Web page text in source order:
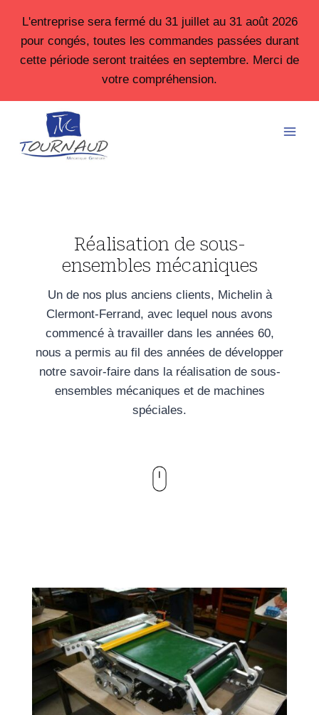
contenu
L'entreprise sera fermé du 31 juillet au 31 août 2026
pour congés, toutes les commandes passées durant
cette période seront traitées en septembre. Merci de
votre compréhension.
Réalisation de sous-
ensembles mécaniques
Un de nos plus anciens clients, Michelin à
Clermont-Ferrand, avec lequel nous avons
commencé à travailler dans les années 60,
nous a permis au fil des années de développer
notre savoir-faire dans la réalisation de sous-
ensembles mécaniques et de machines
spéciales.